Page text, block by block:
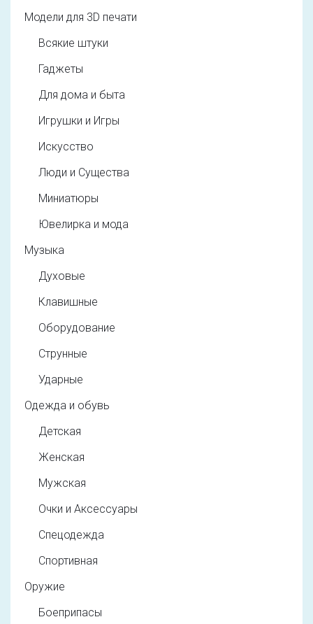
Модели для 3D печати
Всякие штуки
Гаджеты
Для дома и быта
Игрушки и Игры
Искусство
Люди и Существа
Миниатюры
Ювелирка и мода
Музыка
Духовые
Клавишные
Оборудование
Струнные
Ударные
Одежда и обувь
Детская
Женская
Мужская
Очки и Аксессуары
Спецодежда
Спортивная
Оружие
Боеприпасы